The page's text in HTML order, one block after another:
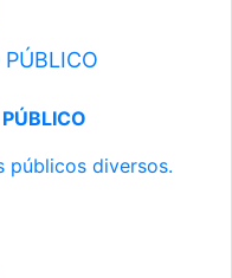
PÚBLICO
públicos diversos.